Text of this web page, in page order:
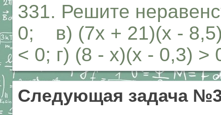
331. Решите
0; в) (7х + 21)(х -
< 0; г) (8 - х)(х - 0,3) >
Следующая задача